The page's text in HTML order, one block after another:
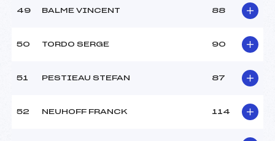
49 BALME VINCENT 88
50 TORDO SERGE 90
51 PESTIEAU STEFAN 87
52 NEUHOFF FRANCK 114